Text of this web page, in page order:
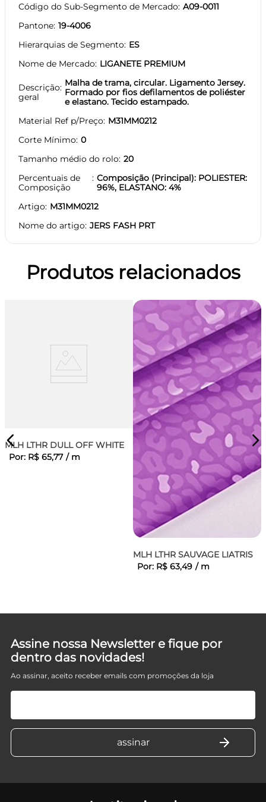
Código do Sub-Segmento de Mercado A09-0011
Pantone 19-4006
Hierarquias de Segmento ES
Nome de Mercado LIGANETE PREMIUM
Descrição
geral
Malha de trama, circular. Ligamento Jersey.
Formado por fios defilamentos de poliéster
e elastano. Tecido estampado.
Material Ref p/Preço M31MM0212
Corte Mínimo 0
Tamanho médio do rolo 20
Percentuais de
Composição
Composição (Principal): POLIESTER:
96%, ELASTANO: 4%
Artigo M31MM0212
Nome do artigo JERS FASH PRT
Produtos relacionados
MLH LTHR DULL OFF WHITE
Por: R$ 65,77 / m
MLH LTHR SAUVAGE LIATRIS
Por: R$ 63,49 / m
Assine nossa Newsletter e fique por
dentro das novidades!
Ao assinar, aceito receber emails com promoções da loja